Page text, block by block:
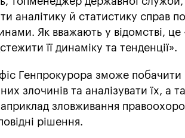
аналітику й статистику справ
Як вважають у відомстві, це
її динаміку та тенденції».
Генпрокурора зможе побачити
злочинів та аналізувати їх, а
зловживання
рішення.